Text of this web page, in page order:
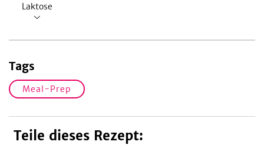
Laktose
Tags
Meal-Prep
Teile dieses Rezept: